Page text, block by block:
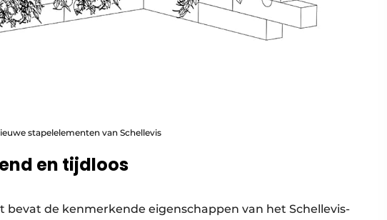
stapelelementen van Schellevis
en tijdloos
de kenmerkende eigenschappen van het Schellevis-